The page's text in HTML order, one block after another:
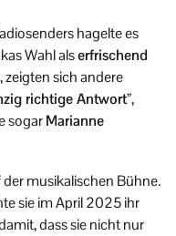
hagelte es
Wahl alserfrischend
sich andere
richtige Antwort”,
sogarMarianne
musikalischen Bühne.
sie im April 2025 ihr
dass sie nicht nur